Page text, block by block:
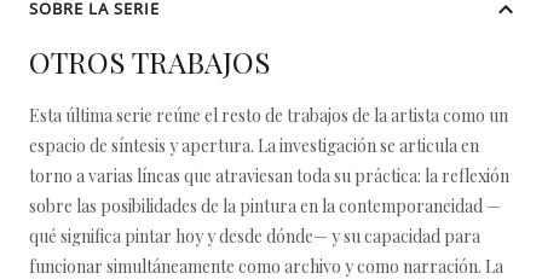
SOBRE LA SERIE
OTROS TRABAJOS
Esta última serie reúne el resto de trabajos de la artista como un
espacio de síntesis y apertura. La investigación se articula en
torno a varias líneas que atraviesan toda su práctica: la reflexión
sobre las posibilidades de la pintura en la contemporaneidad —
qué significa pintar hoy y desde dónde— y su capacidad para
funcionar simultáneamente como archivo y como narración. La